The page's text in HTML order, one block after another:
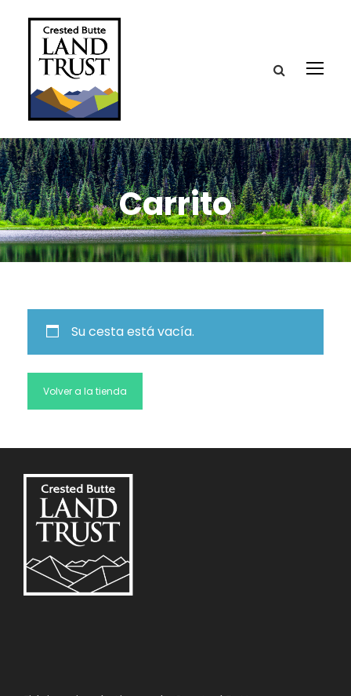
Carrito
Su cesta está vacía.
Volver a la tienda